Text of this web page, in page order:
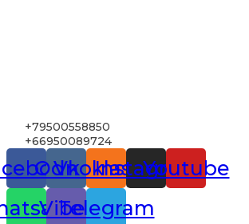
+79500558850
+66950089724
Vk
Odnoklassniki
Instagram
Youtube
Viber
Telegram